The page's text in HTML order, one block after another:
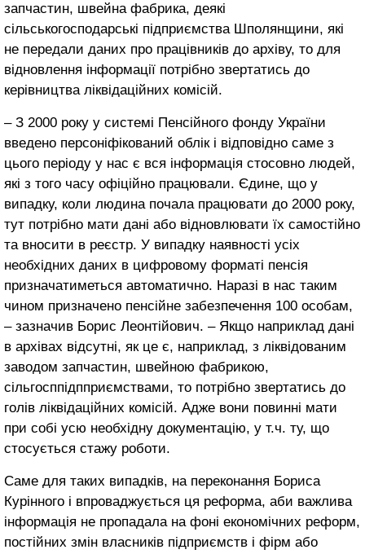
запчастин, швейна фабрика, деякі
сільськогосподарські підприємства Шполянщини, які
не передали даних про працівників до архіву, то для
відновлення інформації потрібно звертатись до
керівництва ліквідаційних комісій.
– З 2000 року у системі Пенсійного фонду України
введено персоніфікований облік і відповідно саме з
цього періоду у нас є вся інформація стосовно людей,
які з того часу офіційно працювали. Єдине, що у
випадку, коли людина почала працювати до 2000 року,
тут потрібно мати дані або відновлювати їх самостійно
та вносити в реєстр. У випадку наявності усіх
необхідних даних в цифровому форматі пенсія
призначатиметься автоматично. Наразі в нас таким
чином призначено пенсійне забезпечення 100 особам,
– зазначив Борис Леонтійович. – Якщо наприклад дані
в архівах відсутні, як це є, наприклад, з ліквідованим
заводом запчастин, швейною фабрикою,
сільгосппідпприємствами, то потрібно звертатись до
голів ліквідаційних комісій. Адже вони повинні мати
при собі усю необхідну документацію, у т.ч. ту, що
стосується стажу роботи.
Саме для таких випадків, на переконання Бориса
Курінного і впроваджується ця реформа, аби важлива
інформація не пропадала на фоні економічних реформ,
постійних змін власників підприємств і фірм або